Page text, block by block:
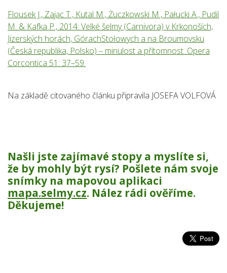
Flousek J., Zając T., Kutal M., Żuczkowski M., Pałucki A., Pudil
M. & Kafka P., 2014: Velké šelmy (Carnivora) v Krkonoších,
Jizerských horách, GórachStołowych a na Broumovsku
(Česká republika, Polsko) – minulost a přítomnost. Opera
Corcontica 51: 37–59.
Na základě citovaného článku připravila JOSEFA VOLFOVÁ
Našli jste zajímavé stopy a myslíte si,
že by mohly být rysí? Pošlete nám svoje
snímky na mapovou aplikaci
mapa.selmy.cz. Nález rádi ověříme.
Děkujeme!